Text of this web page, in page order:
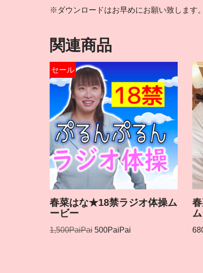
※ダウンロードはお早めにお願い致します
関連商品
セール
春菜はな★18禁ラジオ体操ム
ービー
1,500PaiPai 500PaiPai